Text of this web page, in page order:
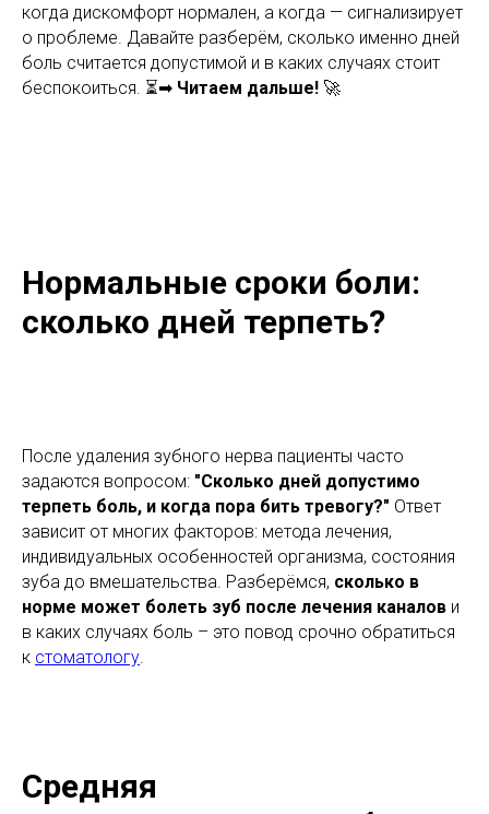
когда дискомфорт нормален, а когда — сигнализирует
о проблеме. Давайте разберём, сколько именно дней
боль считается допустимой и в каких случаях стоит
беспокоиться. ⏳➡ Читаем дальше! 🚀
Нормальные сроки боли:
сколько дней терпеть?
После удаления зубного нерва пациенты часто
задаются вопросом: "Сколько дней допустимо
терпеть боль, и когда пора бить тревогу?" Ответ
зависит от многих факторов: метода лечения,
индивидуальных особенностей организма, состояния
зуба до вмешательства. Разберёмся, сколько в
норме может болеть зуб после лечения каналов и
в каких случаях боль – это повод срочно обратиться
к стоматологу
Средняя